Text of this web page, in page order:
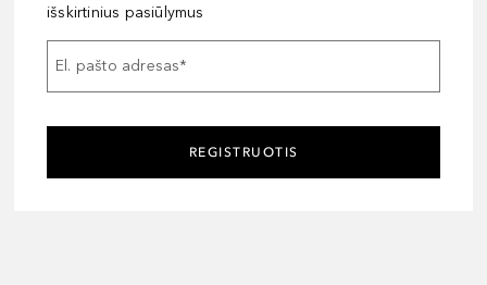
išskirtinius pasiūlymus
El. pašto adresas*
REGISTRUOTIS